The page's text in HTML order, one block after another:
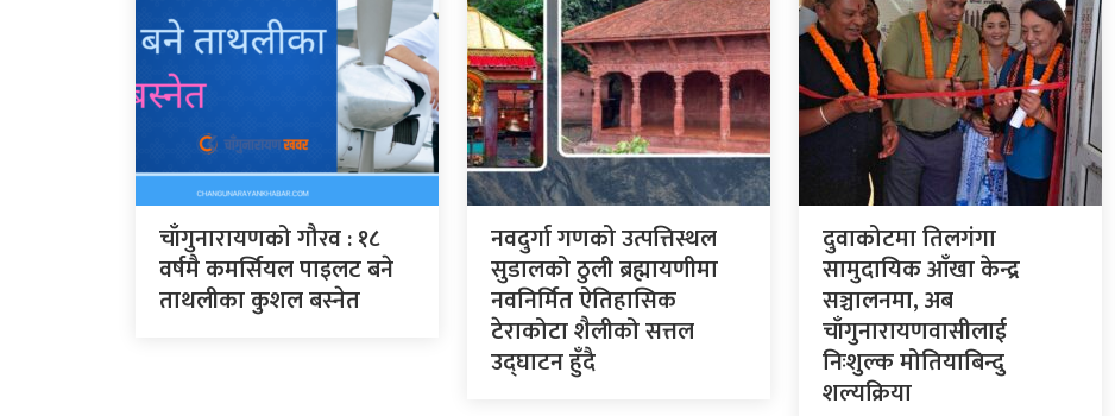
चाँगुनारायणको गौरव : १८
वर्षमै कमर्सियल पाइलट बने
ताथलीका कुशल बस्नेत
नवदुर्गा गणको उत्पत्तिस्थल
सुडालको ठुली ब्रह्मायणीमा
नवनिर्मित ऐतिहासिक
टेराकोटा शैलीको सत्तल
उद्घाटन हुँदै
दुवाकोटमा तिलगंगा
सामुदायिक आँखा केन्द्र
सञ्चालनमा, अब
चाँगुनारायणवासीलाई
निःशुल्क मोतियाबिन्दु
शल्यक्रिया